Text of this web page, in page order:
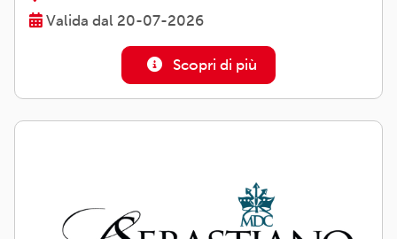
Valida dal 20-07-2026
Scopri di più